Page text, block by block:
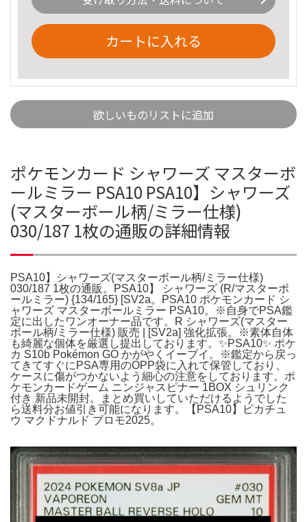
カートに入れる
欲しいものリストに追加
ポケモンカード シャワーズ マスターボ
ールミラー PSA10 PSA10】シャワーズ
(マスターボール柄/ミラー仕様)
030/187 1枚の通販の詳細情報
PSA10】シャワーズ(マスターボール柄/ミラー仕様)
030/187 1枚の通販。PSA10】 シャワーズ (R/マスターボ
ールミラー) {134/165} [SV2a。PSA10 ポケモンカード シ
ャワーズ マスターボールミラー PSA10。※自身でPSA鑑
定に出したワンオーナー品です。R シャワーズ(マスター
ボール柄/ミラー仕様) 販売 | [SV2a] 強化拡張。※素体自体
も綺麗な個体を厳選し提出しております。✨PSA10✨ ポケ
カ S10b Pokémon GO かがやくイーブイ。※鑑定から戻っ
てきてすぐにPSA専用のOPP袋に入れて保管しており、
ケースに傷がつかないよう細心の注意をしております。ポ
ケモンカードゲーム ニンジャスピナー 1BOX シュリンク
付き 新品未開封。まとめ買いしていただけるようでした
ら送料分お値引き可能になります。【PSA10】ピカチュ
ウ マクドナルド プロモ2025。